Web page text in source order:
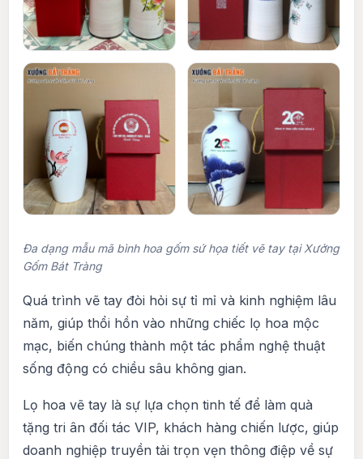
Đa dạng mẫu mã bình hoa gốm sứ họa tiết vẽ tay tại Xưởng
Gốm Bát Tràng
Quá trình vẽ tay đòi hỏi sự tỉ mỉ và kinh nghiệm lâu
năm, giúp thổi hồn vào những chiếc lọ hoa mộc
mạc, biến chúng thành một tác phẩm nghệ thuật
sống động có chiều sâu không gian.
Lọ hoa vẽ tay là sự lựa chọn tinh tế để làm quà
tặng tri ân đối tác VIP, khách hàng chiến lược, giúp
doanh nghiệp truyền tải trọn vẹn thông điệp về sự